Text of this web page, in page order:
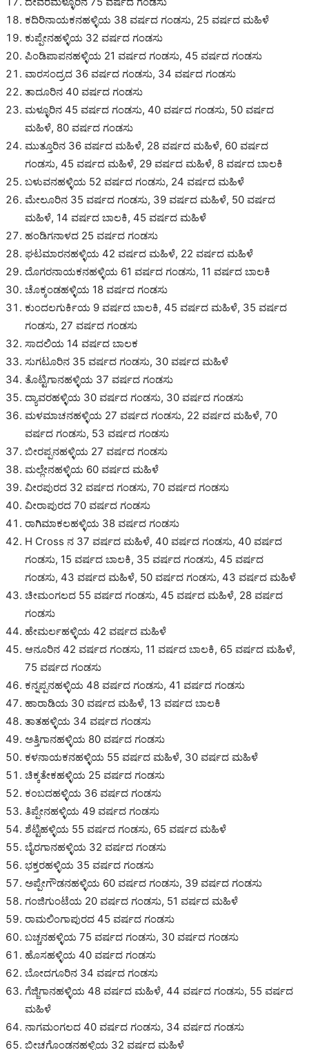
ಕದಿರಿನಾಯಕನಹಳ್ಳಿಯ 38 ವರ್ಷದ ಗಂಡಸು, 25 ವರ್ಷದ ಮಹಿಳೆ
ಕುಪ್ಪೇನಹಳ್ಳಿಯ 32 ವರ್ಷದ ಗಂಡಸು
ಪಿಂಡಿಪಾಪನಹಳ್ಳಿಯ 21 ವರ್ಷದ ಗಂಡಸು, 45 ವರ್ಷದ ಗಂಡಸು
ವಾರಸಂದ್ರದ 36 ವರ್ಷದ ಗಂಡಸು, 34 ವರ್ಷದ ಗಂಡಸು
ತಾದೂರಿನ 40 ವರ್ಷದ ಗಂಡಸು
ಮಳ್ಳೂರಿನ 45 ವರ್ಷದ ಗಂಡಸು, 40 ವರ್ಷದ ಗಂಡಸು, 50 ವರ್ಷದ
ಮಹಿಳೆ, 80 ವರ್ಷದ ಗಂಡಸು
ಮುತ್ತೂರಿನ 36 ವರ್ಷದ ಮಹಿಳೆ, 28 ವರ್ಷದ ಮಹಿಳೆ, 60 ವರ್ಷದ
ಗಂಡಸು, 45 ವರ್ಷದ ಮಹಿಳೆ, 29 ವರ್ಷದ ಮಹಿಳೆ, 8 ವರ್ಷದ ಬಾಲಕಿ
ಬಳುವನಹಳ್ಳಿಯ 52 ವರ್ಷದ ಗಂಡಸು, 24 ವರ್ಷದ ಮಹಿಳೆ
ಮೇಲೂರಿನ 35 ವರ್ಷದ ಗಂಡಸು, 39 ವರ್ಷದ ಮಹಿಳೆ, 50 ವರ್ಷದ
ಮಹಿಳೆ, 14 ವರ್ಷದ ಬಾಲಕಿ, 45 ವರ್ಷದ ಮಹಿಳೆ
ಹಂಡಿಗನಾಳದ 25 ವರ್ಷದ ಗಂಡಸು
ಘಟಮಾರನಹಳ್ಳಿಯ 42 ವರ್ಷದ ಮಹಿಳೆ, 22 ವರ್ಷದ ಮಹಿಳೆ
ದೊಗರನಾಯಕನಹಳ್ಳಿಯ 61 ವರ್ಷದ ಗಂಡಸು, 11 ವರ್ಷದ ಬಾಲಕಿ
ಚೊಕ್ಕಂಡಹಳ್ಳಿಯ 18 ವರ್ಷದ ಗಂಡಸು
ಕುಂದಲಗುರ್ಕಿಯ 9 ವರ್ಷದ ಬಾಲಕಿ, 45 ವರ್ಷದ ಮಹಿಳೆ, 35 ವರ್ಷದ
ಗಂಡಸು, 27 ವರ್ಷದ ಗಂಡಸು
ಸಾದಲಿಯ 14 ವರ್ಷದ ಬಾಲಕ
ಸುಗಟೂರಿನ 35 ವರ್ಷದ ಗಂಡಸು, 30 ವರ್ಷದ ಮಹಿಳೆ
ತೊಟ್ಟಿಗಾನಹಳ್ಳಿಯ 37 ವರ್ಷದ ಗಂಡಸು
ದ್ಯಾವರಹಳ್ಳಿಯ 30 ವರ್ಷದ ಗಂಡಸು, 30 ವರ್ಷದ ಗಂಡಸು
ಮಳಮಾಚನಹಳ್ಳಿಯ 27 ವರ್ಷದ ಗಂಡಸು, 22 ವರ್ಷದ ಮಹಿಳೆ, 70
ವರ್ಷದ ಗಂಡಸು, 53 ವರ್ಷದ ಗಂಡಸು
ಬೀರಪ್ಪನಹಳ್ಳಿಯ 27 ವರ್ಷದ ಗಂಡಸು
ಮಲ್ಲೇನಹಳ್ಳಿಯ 60 ವರ್ಷದ ಮಹಿಳೆ
ವೀರಪುರದ 32 ವರ್ಷದ ಗಂಡಸು, 70 ವರ್ಷದ ಗಂಡಸು
ವೀರಾಪುರದ 70 ವರ್ಷದ ಗಂಡಸು
ರಾಗಿಮಾಕಲಹಳ್ಳಿಯ 38 ವರ್ಷದ ಗಂಡಸು
H Cross ನ 37 ವರ್ಷದ ಮಹಿಳೆ, 40 ವರ್ಷದ ಗಂಡಸು, 40 ವರ್ಷದ
ಗಂಡಸು, 15 ವರ್ಷದ ಬಾಲಕಿ, 35 ವರ್ಷದ ಗಂಡಸು, 45 ವರ್ಷದ
ಗಂಡಸು, 43 ವರ್ಷದ ಮಹಿಳೆ, 50 ವರ್ಷದ ಗಂಡಸು, 43 ವರ್ಷದ ಮಹಿಳೆ
ಚೀಮಂಗಲದ 55 ವರ್ಷದ ಗಂಡಸು, 45 ವರ್ಷದ ಮಹಿಳೆ, 28 ವರ್ಷದ
ಗಂಡಸು
ಹೇಮರ್ಲಹಳ್ಳಿಯ 42 ವರ್ಷದ ಮಹಿಳೆ
ಆನೂರಿನ 42 ವರ್ಷದ ಗಂಡಸು, 11 ವರ್ಷದ ಬಾಲಕಿ, 65 ವರ್ಷದ ಮಹಿಳೆ,
75 ವರ್ಷದ ಗಂಡಸು
ಕನ್ನಪ್ಪನಹಳ್ಳಿಯ 48 ವರ್ಷದ ಗಂಡಸು, 41 ವರ್ಷದ ಗಂಡಸು
ಹಾರಾಡಿಯ 30 ವರ್ಷದ ಮಹಿಳೆ, 13 ವರ್ಷದ ಬಾಲಕಿ
ತಾತಹಳ್ಳಿಯ 34 ವರ್ಷದ ಗಂಡಸು
ಅತ್ತಿಗಾನಹಳ್ಳಿಯ 80 ವರ್ಷದ ಗಂಡಸು
ಕಳನಾಯಕನಹಳ್ಳಿಯ 55 ವರ್ಷದ ಮಹಿಳೆ, 30 ವರ್ಷದ ಮಹಿಳೆ
ಚಿಕ್ಕತೇಕಹಳ್ಳಿಯ 25 ವರ್ಷದ ಗಂಡಸು
ಕಂಬದಹಳ್ಳಿಯ 36 ವರ್ಷದ ಗಂಡಸು
ತಿಪ್ಪೇನಹಳ್ಳಿಯ 49 ವರ್ಷದ ಗಂಡಸು
ಶೆಟ್ಟಿಹಳ್ಳಿಯ 55 ವರ್ಷದ ಗಂಡಸು, 65 ವರ್ಷದ ಮಹಿಳೆ
ಬೈರಗಾನಹಳ್ಳಿಯ 32 ವರ್ಷದ ಗಂಡಸು
ಭಕ್ತರಹಳ್ಳಿಯ 35 ವರ್ಷದ ಗಂಡಸು
ಅಪ್ಪೇಗೌಡನಹಳ್ಳಿಯ 60 ವರ್ಷದ ಗಂಡಸು, 39 ವರ್ಷದ ಗಂಡಸು
ಗಂಜಿಗುಂಟೆಯ 20 ವರ್ಷದ ಗಂಡಸು, 51 ವರ್ಷದ ಮಹಿಳೆ
ರಾಮಲಿಂಗಾಪುರದ 45 ವರ್ಷದ ಗಂಡಸು
ಬಚ್ಚನಹಳ್ಳಿಯ 75 ವರ್ಷದ ಗಂಡಸು, 30 ವರ್ಷದ ಗಂಡಸು
ಹೊಸಹಳ್ಳಿಯ 40 ವರ್ಷದ ಗಂಡಸು
ಬೋದಗೂರಿನ 34 ವರ್ಷದ ಗಂಡಸು
ಗೆಜ್ಜಿಗಾನಹಳ್ಳಿಯ 48 ವರ್ಷದ ಮಹಿಳೆ, 44 ವರ್ಷದ ಗಂಡಸು, 55 ವರ್ಷದ
ಮಹಿಳೆ
ನಾಗಮಂಗಲದ 40 ವರ್ಷದ ಗಂಡಸು, 34 ವರ್ಷದ ಗಂಡಸು
ಬೀಚಗೊಂಡನಹಳ್ಳಿಯ 32 ವರ್ಷದ ಮಹಿಳೆ